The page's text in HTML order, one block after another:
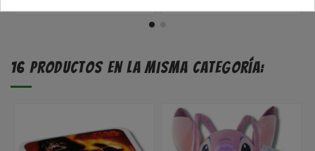
16 productos en la misma categoría: